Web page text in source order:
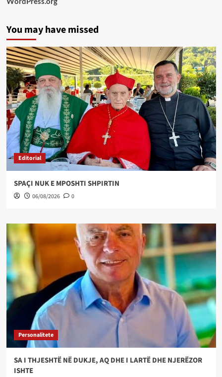
You may have missed
Editorial
SPAÇI NUK E MPOSHTI SHPIRTIN
06/08/2026 0
Personalitete
SA I THJESHTË NË DUKJE, AQ DHE I LARTË DHE NJERËZOR
ISHTE